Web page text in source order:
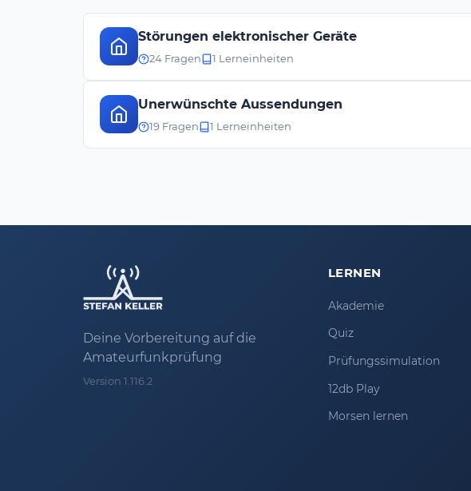
Störungen elektronischer Geräte
24 Fragen 1 Lerneinheiten
Unerwünschte Aussendungen
19 Fragen 1 Lerneinheiten
Deine Vorbereitung auf die
Amateurfunkprüfung
Version 1.116.2
LERNEN
Akademie
Quiz
Prüfungssimulation
12db Play
Morsen lernen